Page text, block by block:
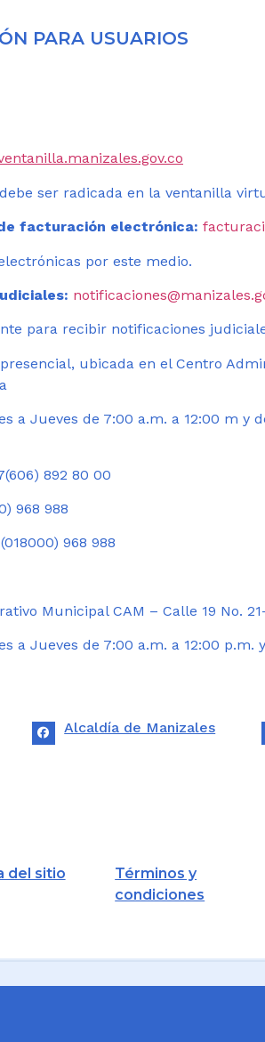
PARA USUARIOS
ser radicada en la ventanilla
facturación electrónica:
por este medio.
para recibir notificaciones
ubicada en el Centro
a Jueves de 7:00 a.m. a 12:00 m y
892 80 00
968 988
968 988
Municipal CAM – Calle 19 No.
a Jueves de 7:00 a.m. a 12:00 p.m.
Alcaldía de Manizales
del sitio
Términos y
condiciones